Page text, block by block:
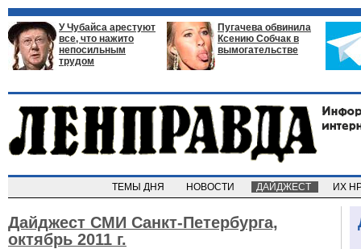
У Чубайса арестуют
все, что нажито
непосильным
трудом
Пугачева обвинила
Ксению Собчак в
вымогательстве
ТЕМЫ ДНЯ НОВОСТИ ДАЙДЖЕСТ ИХ
Дайджест СМИ Санкт-Петербурга,
октябрь 2011 г.